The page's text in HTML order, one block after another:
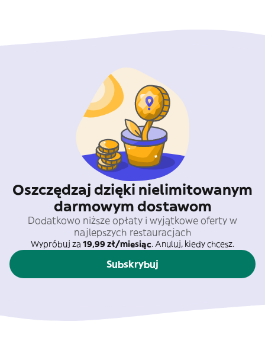
Oszczędzaj dzięki nielimitowanym
darmowym dostawom
Dodatkowo niższe opłaty i wyjątkowe oferty w
najlepszych restauracjach
Wypróbuj za 19,99 zł/miesiąc. Anuluj, kiedy chcesz.
Subskrybuj